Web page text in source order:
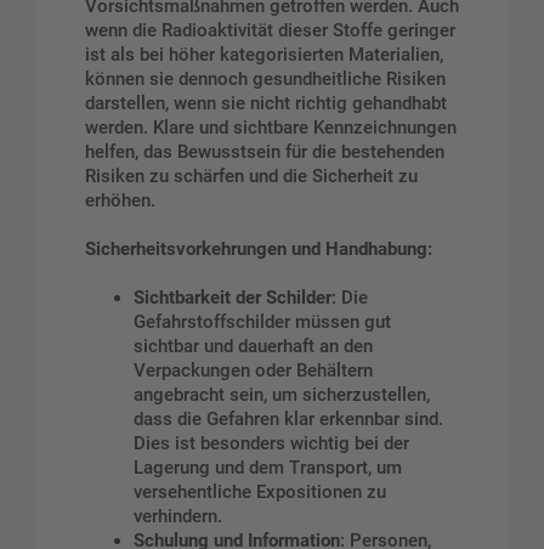
Vorsichtsmaßnahmen getroffen werden. Auch
wenn die Radioaktivität dieser Stoffe geringer
ist als bei höher kategorisierten Materialien,
können sie dennoch gesundheitliche Risiken
darstellen, wenn sie nicht richtig gehandhabt
werden. Klare und sichtbare Kennzeichnungen
helfen, das Bewusstsein für die bestehenden
Risiken zu schärfen und die Sicherheit zu
erhöhen.
Sicherheitsvorkehrungen und Handhabung:
Sichtbarkeit der Schilder: Die
Gefahrstoffschilder müssen gut
sichtbar und dauerhaft an den
Verpackungen oder Behältern
angebracht sein, um sicherzustellen,
dass die Gefahren klar erkennbar sind.
Dies ist besonders wichtig bei der
Lagerung und dem Transport, um
versehentliche Expositionen zu
verhindern.
Schulung und Information: Personen,